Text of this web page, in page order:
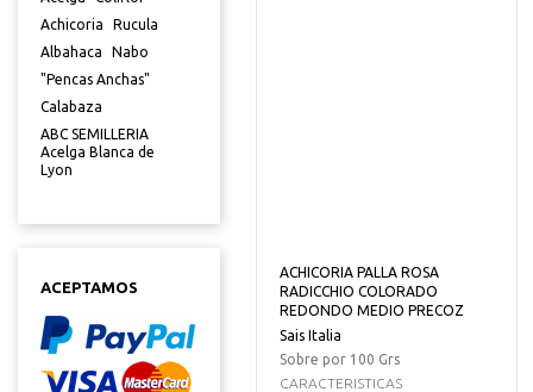
Achicoria
Rucula
Albahaca
Nabo
"Pencas Anchas"
Calabaza
ABC SEMILLERIA
Acelga Blanca de
Lyon
ACEPTAMOS
ACHICORIA PALLA ROSA
RADICCHIO COLORADO
REDONDO MEDIO PRECOZ
Sais Italia
Sobre por 100 Grs
CARACTERISTICAS